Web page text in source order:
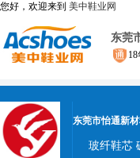
您好，欢迎来到 美中鞋业网
东莞
东莞市怡通新